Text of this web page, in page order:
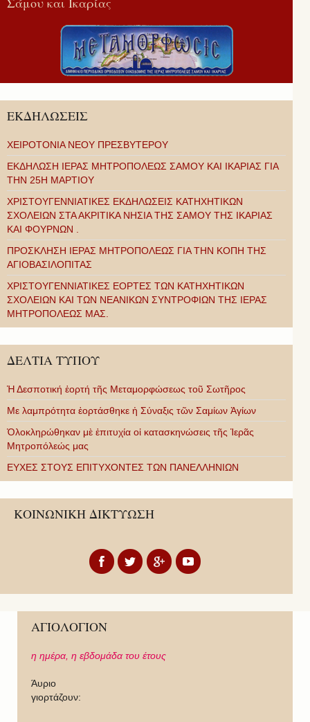
ΕΚΔΗΛΩΣΕΙΣ
ΧΕΙΡΟΤΟΝΙΑ ΝΕΟΥ ΠΡΕΣΒΥΤΕΡΟΥ
ΕΚΔΗΛΩΣΗ ΙΕΡΑΣ ΜΗΤΡΟΠΟΛΕΩΣ ΣΑΜΟΥ ΚΑΙ ΙΚΑΡΙΑΣ ΓΙΑ
ΤΗΝ 25Η ΜΑΡΤΙΟΥ
ΧΡΙΣΤΟΥΓΕΝΝΙΑΤΙΚΕΣ ΕΚΔΗΛΩΣΕΙΣ ΚΑΤΗΧΗΤΙΚΩΝ
ΣΧΟΛΕΙΩΝ ΣΤΑ ΑΚΡΙΤΙΚΑ ΝΗΣΙΑ ΤΗΣ ΣΑΜΟΥ ΤΗΣ ΙΚΑΡΙΑΣ
ΚΑΙ ΦΟΥΡΝΩΝ .
ΠΡΟΣΚΛΗΣΗ ΙΕΡΑΣ ΜΗΤΡΟΠΟΛΕΩΣ ΓΙΑ ΤΗΝ ΚΟΠΗ ΤΗΣ
ΑΓΙΟΒΑΣΙΛΟΠΙΤΑΣ
ΧΡΙΣΤΟΥΓΕΝΝΙΑΤΙΚΕΣ ΕΟΡΤΕΣ ΤΩΝ ΚΑΤΗΧΗΤΙΚΩΝ
ΣΧΟΛΕΙΩΝ ΚΑΙ ΤΩΝ ΝΕΑΝΙΚΩΝ ΣΥΝΤΡΟΦΙΩΝ ΤΗΣ ΙΕΡΑΣ
ΜΗΤΡΟΠΟΛΕΩΣ ΜΑΣ.
ΔΕΛΤΙΑ ΤΥΠΟΥ
Ἡ Δεσποτική ἑορτή τῆς Μεταμορφώσεως τοῦ Σωτῆρος
Με λαμπρότητα ἑορτάσθηκε ἡ Σύναξις τῶν Σαμίων Ἁγίων
Ὁλοκληρώθηκαν μὲ ἐπιτυχία οἱ κατασκηνώσεις τῆς Ἱερᾶς
Μητροπόλεώς μας
ΕΥΧΕΣ ΣΤΟΥΣ ΕΠΙΤΥΧΟΝΤΕΣ ΤΩΝ ΠΑΝΕΛΛΗΝΙΩΝ
ΚΟΙΝΩΝΙΚΗ ΔΙΚΤΥΩΣΗ
ΑΓΙΟΛΟΓΙΟΝ
η ημέρα, η εβδομάδα του έτους
Άυριο
γιορτάζουν: